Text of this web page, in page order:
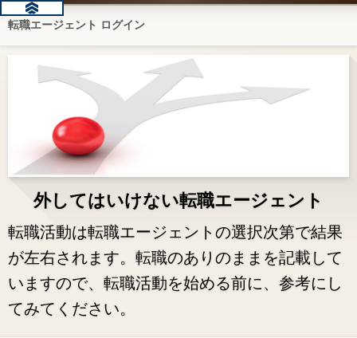
転職エージェント ログイン
外してはいけない転職エージェント
転職活動は転職エージェントの選択次第で結果
が左右されます。転職のありのままを記載して
いますので、転職活動を始める前に、参考にし
てみてください。